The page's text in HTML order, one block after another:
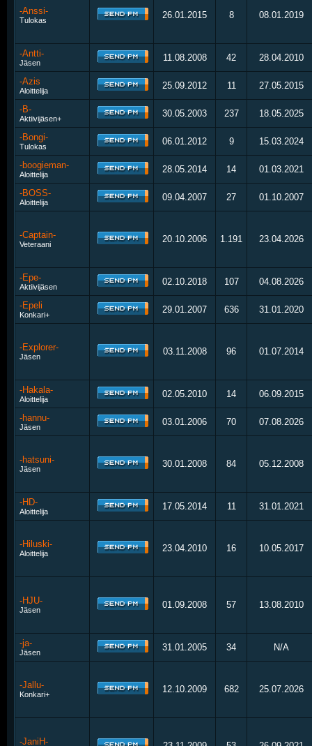
-Anssi-
Tulokas 26.01.2015 8 08.01.2019
-Antti-
Jäsen 11.08.2008 42 28.04.2010
-Azis
Aloittelija 25.09.2012 11 27.05.2015
-B-
Aktiivijäsen+ 30.05.2003 237 18.05.2025
-Bongi-
Tulokas 06.01.2012 9 15.03.2024
-boogieman-
Aloittelija 28.05.2014 14 01.03.2021
-BOSS-
Aloittelija 09.04.2007 27 01.10.2007
-Captain-
Veteraani 20.10.2006 1.191 23.04.2026
-Epe-
Aktiivijäsen 02.10.2018 107 04.08.2026
-Epeli
Konkari+ 29.01.2007 636 31.01.2020
-Explorer-
Jäsen 03.11.2008 96 01.07.2014
-Hakala-
Aloittelija 02.05.2010 14 06.09.2015
-hannu-
Jäsen 03.01.2006 70 07.08.2026
-hatsuni-
Jäsen 30.01.2008 84 05.12.2008
-HD-
Aloittelija 17.05.2014 11 31.01.2021
-Hiluski-
Aloittelija 23.04.2010 16 10.05.2017
-HJU-
Jäsen 01.09.2008 57 13.08.2010
-ja-
Jäsen 31.01.2005 34 N/A
-Jallu-
Konkari+ 12.10.2009 682 25.07.2026
-JaniH-